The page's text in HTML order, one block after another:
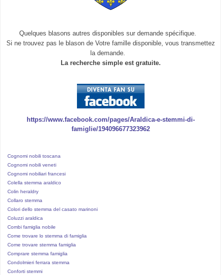
Quelques blasons autres disponibles sur demande spécifique.
Si ne trouvez pas le blason de Votre famille disponible, vous transmettez
la demande.
La recherche simple est gratuite.
https://www.facebook.com/pages/Araldica-e-stemmi-di-
famiglie/194096677323962
Cognomi nobili toscana
Cognomi nobili veneti
Cognomi nobiliari francesi
Colella stemma araldico
Colin heraldry
Collaro stemma
Colori dello stemma del casato marinoni
Coluzzi araldica
Combi famiglia nobile
Come trovare lo stemma di famiglia
Come trovare stemma famiglia
Comprare stemma famiglia
Condolmieri ferrara stemma
Conforti stemmi